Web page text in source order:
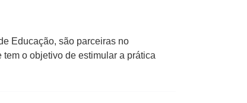
Educação, são parceiras no
o objetivo de estimular a prática